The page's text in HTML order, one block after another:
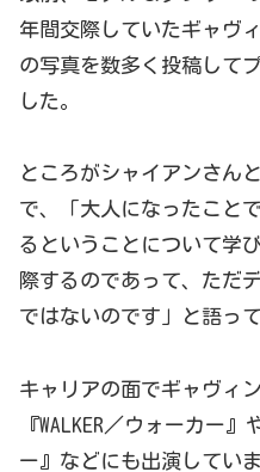
年間交際していたギャヴ
の写真を数多く投稿して
した。
ところがシャイアンさん
で、「大人になったこと
るということについて学
際するのであって、ただ
ではないのです」と語って
キャリアの面でギャヴィ
『WALKER／ウォーカー
ー』などにも出演していま